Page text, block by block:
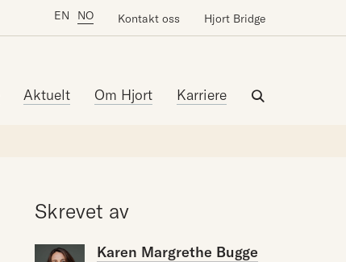
EN NO Kontakt oss Hjort Bridge
Aktuelt Om Hjort Karriere
Skrevet av
Karen Margrethe Bugge